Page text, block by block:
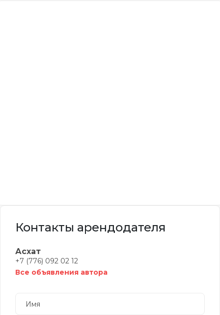
Контакты арендодателя
Асхат
+7 (776) 092 02 12
Все объявления автора